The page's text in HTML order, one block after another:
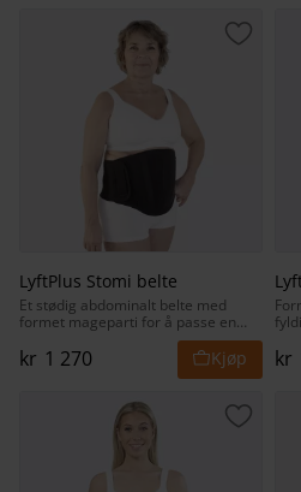
LyftPlus Stomi belte
Et stødig abdominalt belte med
formet mageparti for å passe en
kr 1 270
Lagre
kr
Lagre